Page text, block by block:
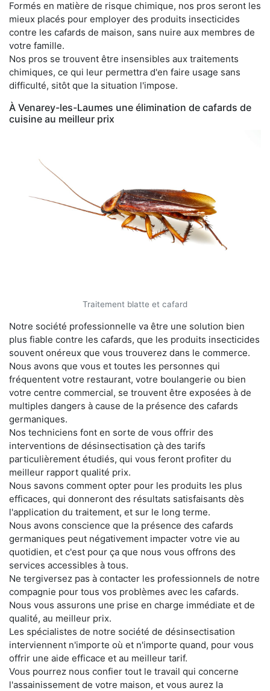
Formés en matière de risque chimique, nos pros seront les
mieux placés pour employer des produits insecticides
contre les cafards de maison, sans nuire aux membres de
votre famille.
Nos pros se trouvent être insensibles aux traitements
chimiques, ce qui leur permettra d'en faire usage sans
difficulté, sitôt que la situation l'impose.
À Venarey-les-Laumes une élimination de cafards de
cuisine au meilleur prix
Traitement blatte et cafard
Notre société professionnelle va être une solution bien
plus fiable contre les cafards, que les produits insecticides
souvent onéreux que vous trouverez dans le commerce.
Nous avons que vous et toutes les personnes qui
fréquentent votre restaurant, votre boulangerie ou bien
votre centre commercial, se trouvent être exposées à de
multiples dangers à cause de la présence des cafards
germaniques.
Nos techniciens font en sorte de vous offrir des
interventions de désinsectisation çà des tarifs
particulièrement étudiés, qui vous feront profiter du
meilleur rapport qualité prix.
Nous savons comment opter pour les produits les plus
efficaces, qui donneront des résultats satisfaisants dès
l'application du traitement, et sur le long terme.
Nous avons conscience que la présence des cafards
germaniques peut négativement impacter votre vie au
quotidien, et c'est pour ça que nous vous offrons des
services accessibles à tous.
Ne tergiversez pas à contacter les professionnels de notre
compagnie pour tous vos problèmes avec les cafards.
Nous vous assurons une prise en charge immédiate et de
qualité, au meilleur prix.
Les spécialistes de notre société de désinsectisation
interviennent n'importe où et n'importe quand, pour vous
offrir une aide efficace et au meilleur tarif.
Vous pourrez nous confier tout le travail qui concerne
l'assainissement de votre maison, et vous aurez la